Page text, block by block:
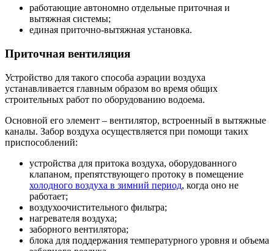
работающие автономно отдельные приточная и
вытяжная системы;
единая приточно-вытяжная установка.
Приточная вентиляция
Устройство для такого способа аэрации воздуха
устанавливается главным образом во время общих
строительных работ по оборудованию водоема.
Основной его элемент – вентилятор, встроенный в вытяжные
каналы. Забор воздуха осуществляется при помощи таких
приспособлений:
устройства для притока воздуха, оборудованного
клапаном, препятствующего протоку в помещение
холодного воздуха в зимний период, когда оно не
работает;
воздухоочистительного фильтра;
нагревателя воздуха;
заборного вентилятора;
блока для поддержания температурного уровня и объема